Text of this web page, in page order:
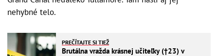
nehybné telo.
PREČÍTAJTE SI TIEŽ
Brutálna vražda krásnej učiteľky (†23) v